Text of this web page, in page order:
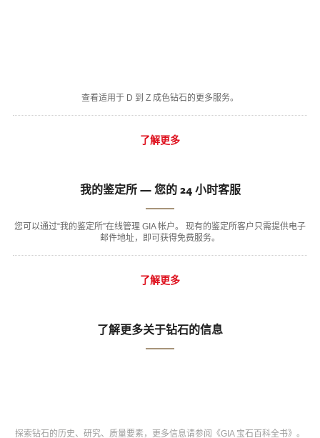
查看适用于 D 到 Z 成色钻石的更多服务。
了解更多
我的鉴定所 — 您的 24 小时客服
您可以通过“我的鉴定所”在线管理 GIA 帐户。 现有的鉴定所客户只需提供电子
邮件地址，即可获得免费服务。
了解更多
了解更多关于钻石的信息
探索钻石的历史、研究、质量要素，更多信息请参阅《GIA 宝石百科全书》。